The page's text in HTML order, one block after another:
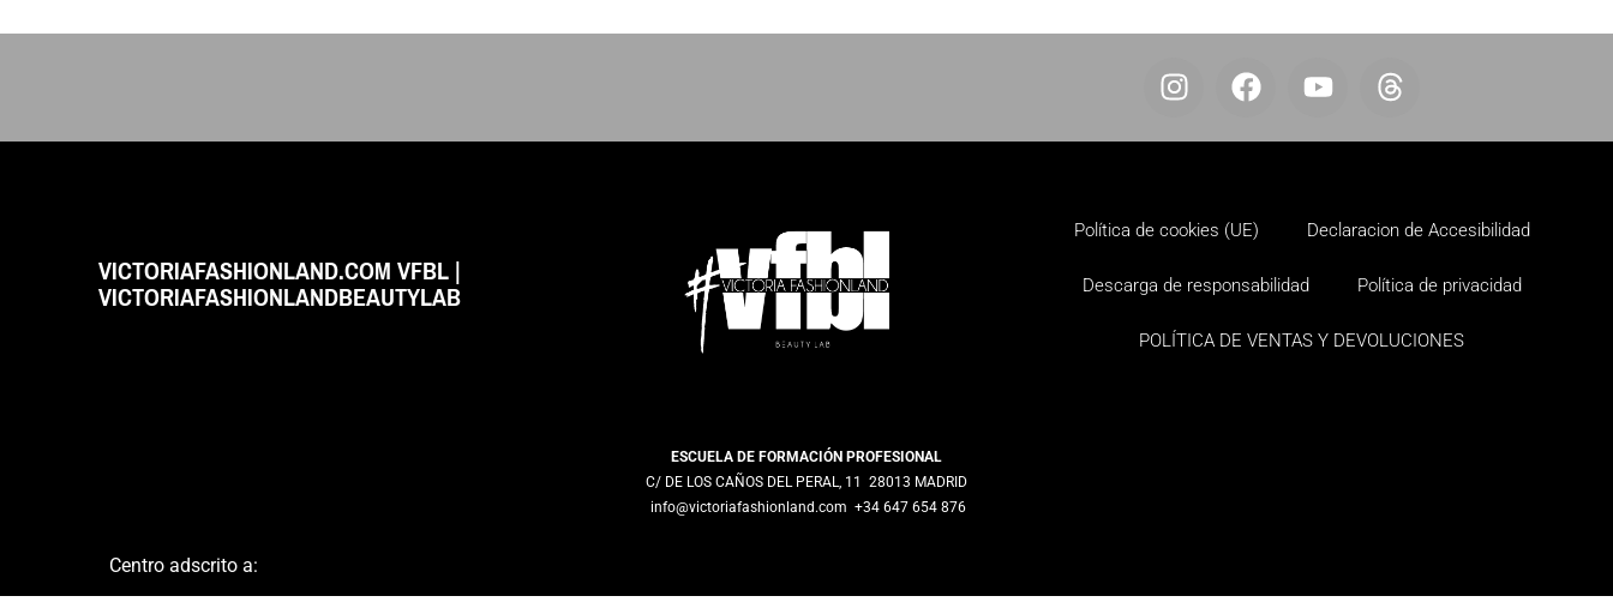
VICTORIAFASHIONLAND.COM VFBL |
VICTORIAFASHIONLANDBEAUTYLAB
Política de cookies (UE) Declaracion de Accesibilidad
Descarga de responsabilidad Política de privacidad
POLÍTICA DE VENTAS Y DEVOLUCIONES
ESCUELA DE FORMACIÓN PROFESIONAL
C/ DE LOS CAÑOS DEL PERAL, 11 28013 MADRID
info@victoriafashionland.com +34 647 654 876
Centro adscrito a: